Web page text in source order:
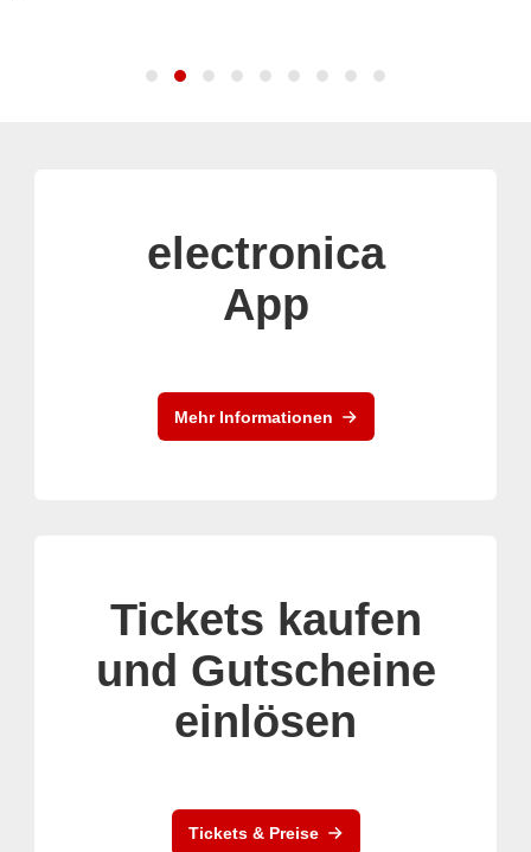
electronica
App
Mehr Informationen
Tickets kaufen
und Gutscheine
einlösen
Tickets & Preise